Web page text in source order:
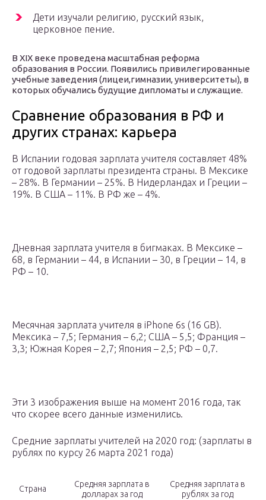
Дети изучали религию, русский язык,
церковное пение.
В XIX веке проведена масштабная реформа
образования в России. Появились привилегированные
учебные заведения (лицеи,гимназии, университеты), в
которых обучались будущие дипломаты и служащие.
Сравнение образования в РФ и
других странах: карьера
В Испании годовая зарплата учителя составляет 48%
от годовой зарплаты президента страны. В Мексике
– 28%. В Германии – 25%. В Нидерландах и Греции –
19%. В США – 11%. В РФ же – 4%.
Дневная зарплата учителя в бигмаках. В Мексике –
68, в Германии – 44, в Испании – 30, в Греции – 14, в
РФ – 10.
Месячная зарплата учителя в iPhone 6s (16 GB).
Мексика – 7,5; Германия – 6,2; США – 5,5; Франция –
3,3; Южная Корея – 2,7; Япония – 2,5; РФ – 0,7.
Эти 3 изображения выше на момент 2016 года, так
что скорее всего данные изменились.
Средние зарплаты учителей на 2020 год: (зарплаты в
рублях по курсу 26 марта 2021 года)
Страна
Средняя зарплата в
долларах за год
Средняя зарплата в
рублях за год